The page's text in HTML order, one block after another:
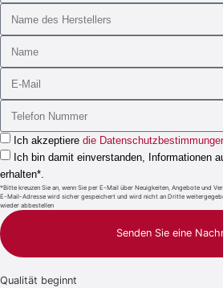
Ich akzeptiere die
Ich bin damit einverstanden, Informationen
erhalten*.
*Bitte kreuzen Sie an, wenn Sie per E-Mail über Neuigkeiten, Angebote und
E-Mail-Adresse wird sicher gespeichert und wird nicht an Dritte
wieder abbestellen
Senden Sie eine
Qualität beginnt